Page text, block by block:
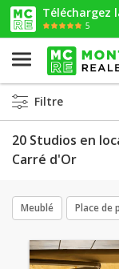
Téléchargez
5
Filtre
20 Studios en
Carré d'Or
Meublé Place de